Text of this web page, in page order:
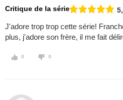
Critique de la série
J'adore trop trop cette série!
plus, j'adore son frère, il me fait
0 0